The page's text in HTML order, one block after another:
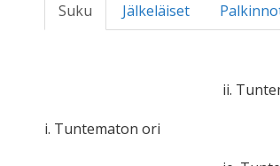
Suku Jälkeläiset
i. Tuntematon ori
ii.